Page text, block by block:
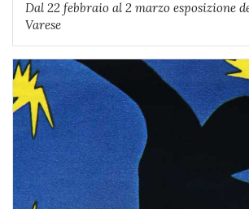
Dal 22 febbraio al 2 marzo esposizione
Varese